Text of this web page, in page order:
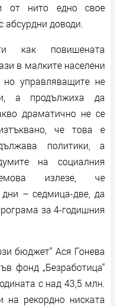
от нито едно свое
абсурдни доводи.
как повишената
в малките населени
управляващите не
а продължиха да
драматично не се
че това е
политики, а
на социалния
излезе, че
– седмица-две, да
за 4-годишния
бюджет“ Ася Гонева
фонд „Безработица“
с над 43,5 млн.
на рекордно ниската